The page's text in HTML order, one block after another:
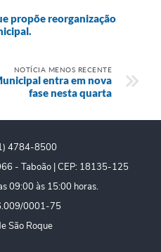
propõe reorganização
NOTÍCIA MENOS RECENTE
entra em nova
fase nesta quarta
4784-8500
- Taboão | CEP: 18135-125
09:00 às 15:00 horas.
0001-75
São Roque